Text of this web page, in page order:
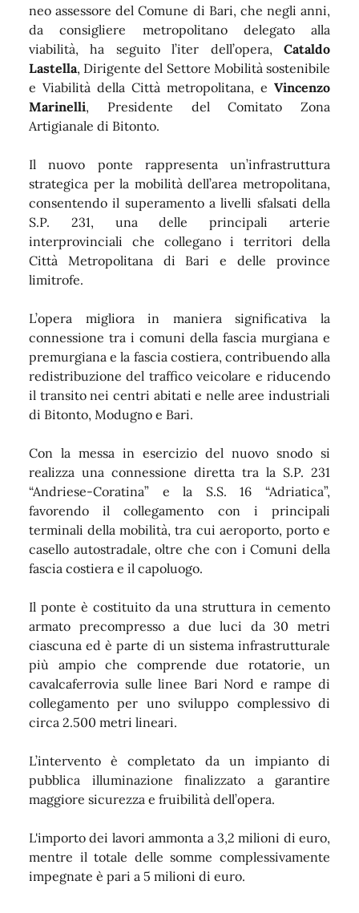
neo assessore del Comune di Bari, che negli anni,
da consigliere metropolitano delegato alla
viabilità, ha seguito l’iter dell’opera, Cataldo
Lastella, Dirigente del Settore Mobilità sostenibile
e Viabilità della Città metropolitana, e Vincenzo
Marinelli, Presidente del Comitato Zona
Artigianale di Bitonto.
Il nuovo ponte rappresenta un’infrastruttura
strategica per la mobilità dell’area metropolitana,
consentendo il superamento a livelli sfalsati della
S.P. 231, una delle principali arterie
interprovinciali che collegano i territori della
Città Metropolitana di Bari e delle province
limitrofe.
L’opera migliora in maniera significativa la
connessione tra i comuni della fascia murgiana e
premurgiana e la fascia costiera, contribuendo alla
redistribuzione del traffico veicolare e riducendo
il transito nei centri abitati e nelle aree industriali
di Bitonto, Modugno e Bari.
Con la messa in esercizio del nuovo snodo si
realizza una connessione diretta tra la S.P. 231
“Andriese-Coratina” e la S.S. 16 “Adriatica”,
favorendo il collegamento con i principali
terminali della mobilità, tra cui aeroporto, porto e
casello autostradale, oltre che con i Comuni della
fascia costiera e il capoluogo.
Il ponte è costituito da una struttura in cemento
armato precompresso a due luci da 30 metri
ciascuna ed è parte di un sistema infrastrutturale
più ampio che comprende due rotatorie, un
cavalcaferrovia sulle linee Bari Nord e rampe di
collegamento per uno sviluppo complessivo di
circa 2.500 metri lineari.
L’intervento è completato da un impianto di
pubblica illuminazione finalizzato a garantire
maggiore sicurezza e fruibilità dell’opera.
L'importo dei lavori ammonta a 3,2 milioni di euro,
mentre il totale delle somme complessivamente
impegnate è pari a 5 milioni di euro.